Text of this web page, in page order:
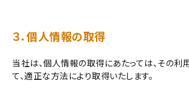
３．個人情報の取得
当社は、個人情報の取得にあたっては、その利
て、適正な方法により取得いたします。